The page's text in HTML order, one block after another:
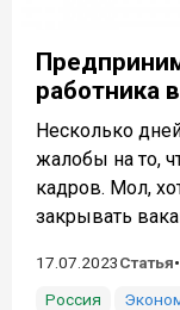
работника
Несколько
жалобы на то,
кадров. Мол,
закрывать
17.07.2023Статья
Россия